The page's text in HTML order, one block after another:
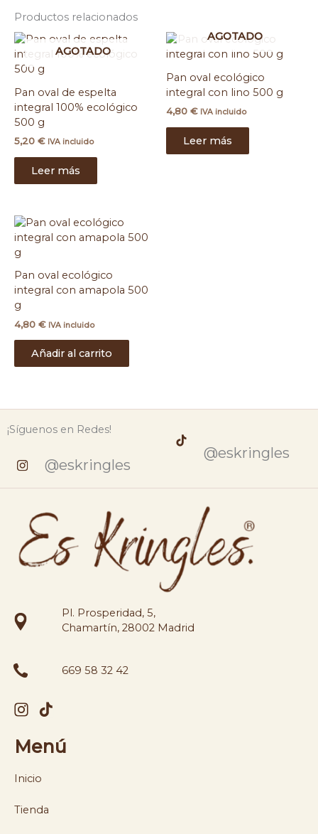
Productos relacionados
AGOTADO
Pan oval de espelta
integral 100% ecológico
500 g
5,20 € IVA incluido
Leer más
AGOTADO
Pan oval ecológico
integral con lino 500 g
4,80 € IVA incluido
Leer más
Pan oval ecológico
integral con amapola 500
g
4,80 € IVA incluido
Añadir al carrito
¡Síguenos en Redes!
@eskringles
@eskringles
Pl. Prosperidad, 5,
Chamartín, 28002 Madrid
669 58 32 42
Menú
Inicio
Tienda